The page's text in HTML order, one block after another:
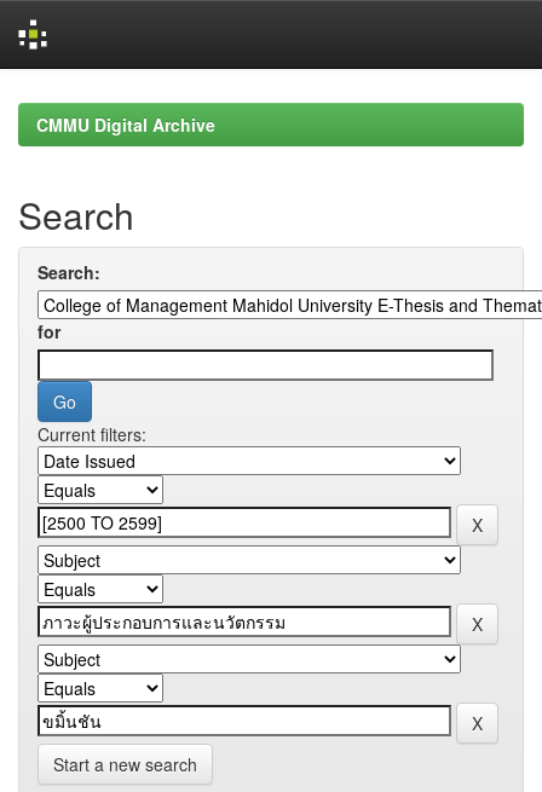
navigationCMMU Digital Archive
Search
Search:
for
Current filters:
Start a new search